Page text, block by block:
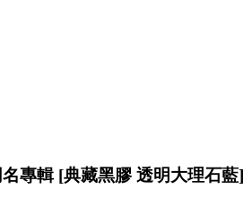
專輯 [典藏黑膠 透明大理石藍]